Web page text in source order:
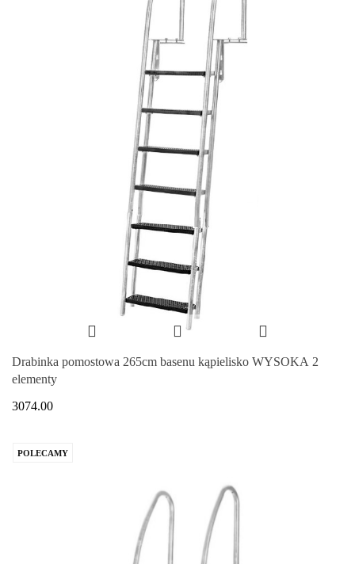
Drabinka pomostowa 265cm basenu kąpielisko WYSOKA 2
elementy
3074.00
POLECAMY